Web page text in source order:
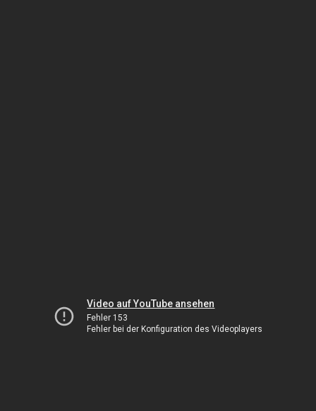
Video auf YouTube ansehen
Fehler 153
Fehler bei der Konfiguration des Videoplayers